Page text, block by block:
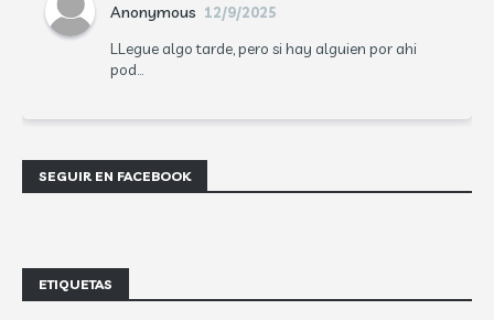
Anonymous 12/9/2025
LLegue algo tarde, pero si hay alguien por ahi
pod...
SEGUIR EN FACEBOOK
ETIQUETAS